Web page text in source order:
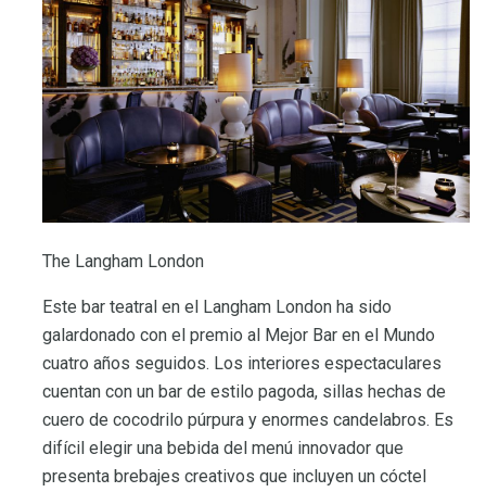
The Langham London
Este bar teatral en el Langham London ha sido
galardonado con el premio al Mejor Bar en el Mundo
cuatro años seguidos. Los interiores espectaculares
cuentan con un bar de estilo pagoda, sillas hechas de
cuero de cocodrilo púrpura y enormes candelabros. Es
difícil elegir una bebida del menú innovador que
presenta brebajes creativos que incluyen un cóctel